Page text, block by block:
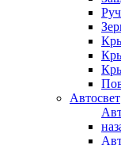
Автосвет